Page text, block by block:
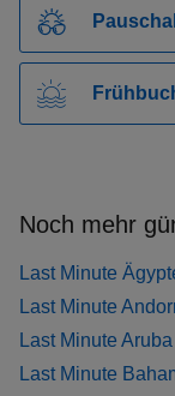
Noch mehr
Last Minute
Last Minute
Last Minute Aruba
Last Minute